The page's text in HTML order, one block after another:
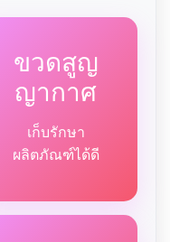
ขวดสูญ
ญากาศ
เก็บรักษา
ผลิตภัณฑ์ได้ดี